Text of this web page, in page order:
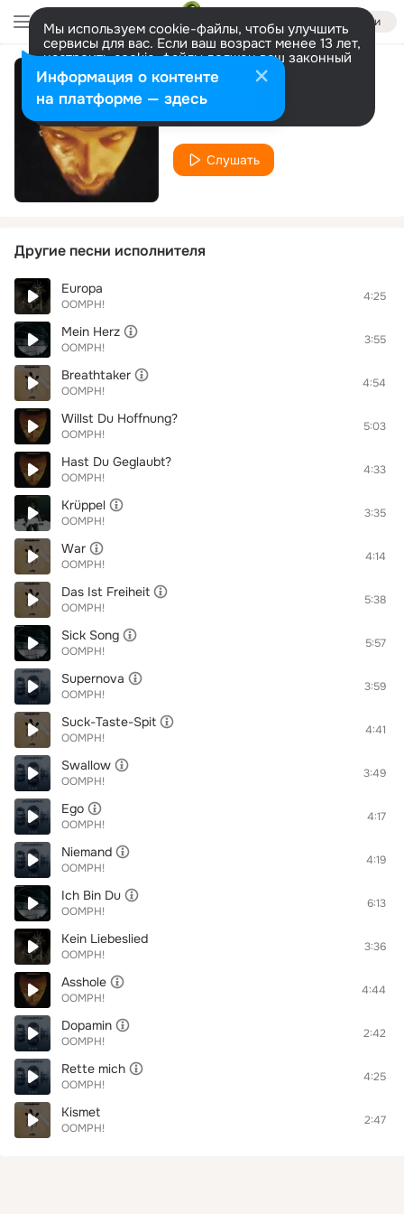
Войти
Мы используем cookie-файлы, чтобы улучшить
сервисы для вас. Если ваш возраст менее 13 лет,
настроить cookie-файлы должен ваш законный
представитель. Больше информации
Разрешить все Настроить
Hate Sweet Hate
OOMPH!
Слушать
Другие песни исполнителя
Europa
OOMPH!
4:25
Mein Herz
OOMPH!
3:55
Breathtaker
OOMPH!
4:54
Willst Du Hoffnung?
OOMPH!
5:03
Hast Du Geglaubt?
OOMPH!
4:33
Krüppel
OOMPH!
3:35
War
OOMPH!
4:14
Das Ist Freiheit
OOMPH!
5:38
Sick Song
OOMPH!
5:57
Supernova
OOMPH!
3:59
Suck-Taste-Spit
OOMPH!
4:41
Swallow
OOMPH!
3:49
Ego
OOMPH!
4:17
Niemand
OOMPH!
4:19
Ich Bin Du
OOMPH!
6:13
Kein Liebeslied
OOMPH!
3:36
Asshole
OOMPH!
4:44
Dopamin
OOMPH!
2:42
Rette mich
OOMPH!
4:25
Kismet
OOMPH!
2:47
Информация о контенте
на платформе — здесь